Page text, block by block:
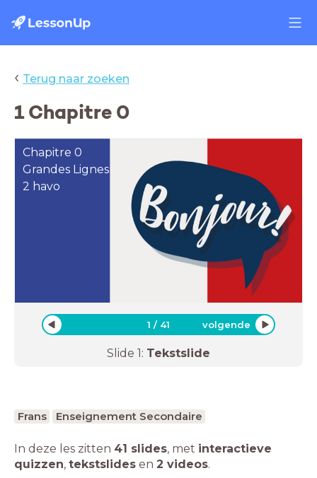
‹ Terug naar zoeken
1 Chapitre 0
Chapitre 0
Grandes Lignes
2 havo
1 / 41 volgende
Slide 1: Tekstslide
Frans Enseignement Secondaire
In deze les zitten 41 slides, met interactieve
quizzen, tekstslides en 2 videos.